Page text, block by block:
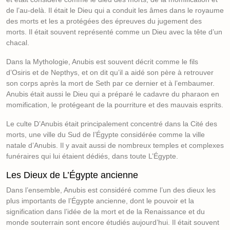
de l’au-delà. Il était le Dieu qui a conduit les âmes dans le royaume
des morts et les a protégées des épreuves du jugement des
morts. Il était souvent représenté comme un Dieu avec la tête d’un
chacal.
Dans la Mythologie, Anubis est souvent décrit comme le fils
d’Osiris et de Nepthys, et on dit qu’il a aidé son père à retrouver
son corps après la mort de Seth par ce dernier et à l’embaumer.
Anubis était aussi le Dieu qui a préparé le cadavre du pharaon en
momification, le protégeant de la pourriture et des mauvais esprits.
Le culte D’Anubis était principalement concentré dans la Cité des
morts, une ville du Sud de l’Égypte considérée comme la ville
natale d’Anubis. Il y avait aussi de nombreux temples et complexes
funéraires qui lui étaient dédiés, dans toute L’Égypte.
Les Dieux de L’Égypte ancienne
Dans l’ensemble, Anubis est considéré comme l’un des dieux les
plus importants de l’Égypte ancienne, dont le pouvoir et la
signification dans l’idée de la mort et de la Renaissance et du
monde souterrain sont encore étudiés aujourd’hui. Il était souvent